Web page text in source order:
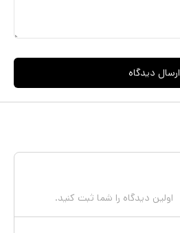
ارسال دیدگاه
اولین دیدگاه را شما ثبت کنید.